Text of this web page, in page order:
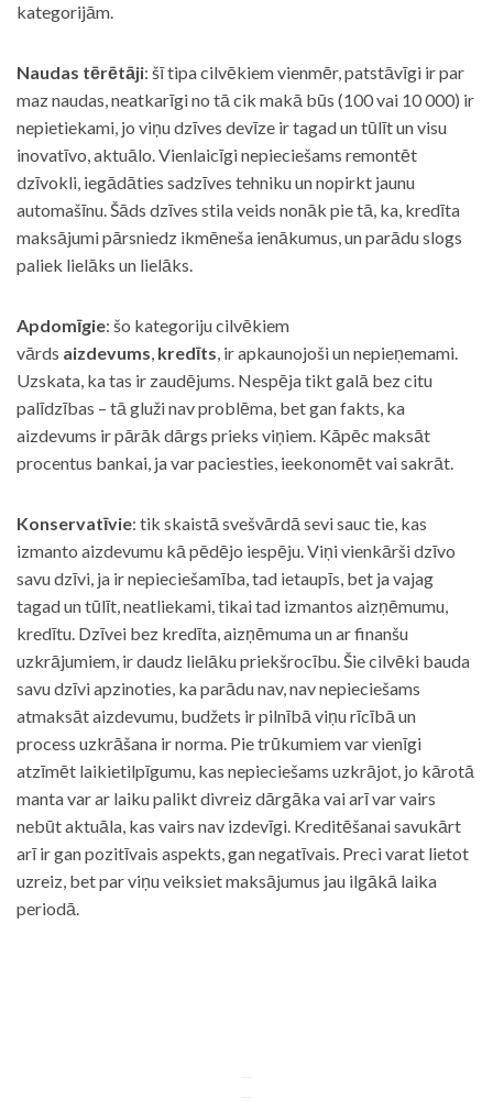
kategorijām.
Naudas tērētāji: šī tipa cilvēkiem vienmēr, patstāvīgi ir par
maz naudas, neatkarīgi no tā cik makā būs (100 vai 10 000) ir
nepietiekami, jo viņu dzīves devīze ir tagad un tūlīt un visu
inovatīvo, aktuālo. Vienlaicīgi nepieciešams remontēt
dzīvokli, iegādāties sadzīves tehniku un nopirkt jaunu
automašīnu. Šāds dzīves stila veids nonāk pie tā, ka, kredīta
maksājumi pārsniedz ikmēneša ienākumus, un parādu slogs
paliek lielāks un lielāks.
Apdomīgie: šo kategoriju cilvēkiem
vārds aizdevums, kredīts, ir apkaunojoši un nepieņemami.
Uzskata, ka tas ir zaudējums. Nespēja tikt galā bez citu
palīdzības – tā gluži nav problēma, bet gan fakts, ka
aizdevums ir pārāk dārgs prieks viņiem. Kāpēc maksāt
procentus bankai, ja var paciesties, ieekonomēt vai sakrāt.
Konservatīvie: tik skaistā svešvārdā sevi sauc tie, kas
izmanto aizdevumu kā pēdējo iespēju. Viņi vienkārši dzīvo
savu dzīvi, ja ir nepieciešamība, tad ietaupīs, bet ja vajag
tagad un tūlīt, neatliekami, tikai tad izmantos aizņēmumu,
kredītu. Dzīvei bez kredīta, aizņēmuma un ar finanšu
uzkrājumiem, ir daudz lielāku priekšrocību. Šie cilvēki bauda
savu dzīvi apzinoties, ka parādu nav, nav nepieciešams
atmaksāt aizdevumu, budžets ir pilnībā viņu rīcībā un
process uzkrāšana ir norma. Pie trūkumiem var vienīgi
atzīmēt laikietilpīgumu, kas nepieciešams uzkrājot, jo kārotā
manta var ar laiku palikt divreiz dārgāka vai arī var vairs
nebūt aktuāla, kas vairs nav izdevīgi. Kreditēšanai savukārt
arī ir gan pozitīvais aspekts, gan negatīvais. Preci varat lietot
uzreiz, bet par viņu veiksiet maksājumus jau ilgākā laika
periodā.